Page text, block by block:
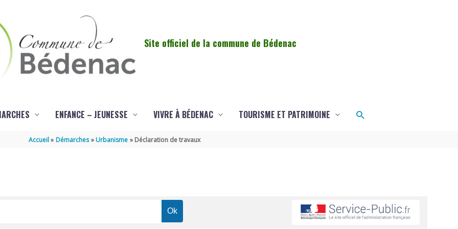
Site officiel de la commune de Bédenac
ENFANCE – JEUNESSE VIVRE À BÉDENAC TOURISME ET PATRIMOINE Rechercher
Accueil Démarches Urbanisme Déclaration de travaux